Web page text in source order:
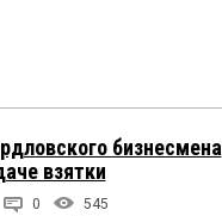
бизнесмена
взятки
0 545